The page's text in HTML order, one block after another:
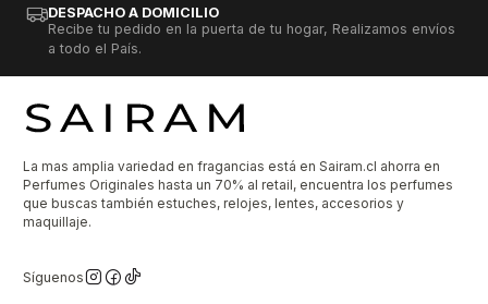
DESPACHO A DOMICILIO
Recibe tu pedido en la puerta de tu hogar, Realizamos envíos
a todo el País.
La mas amplia variedad en fragancias está en Sairam.cl ahorra en
Perfumes Originales hasta un 70% al retail, encuentra los perfumes
que buscas también estuches, relojes, lentes, accesorios y
maquillaje.
Síguenos